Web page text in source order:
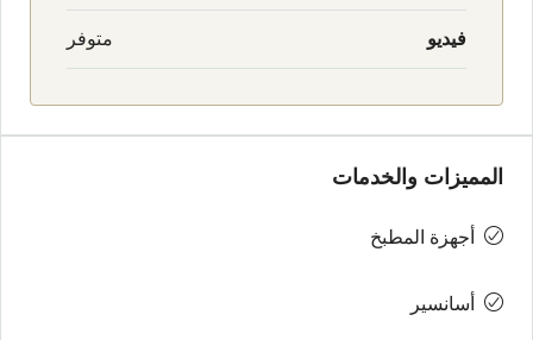
فيديو متوفر
المميزات والخدمات
أجهزة المطبخ
أسانسير